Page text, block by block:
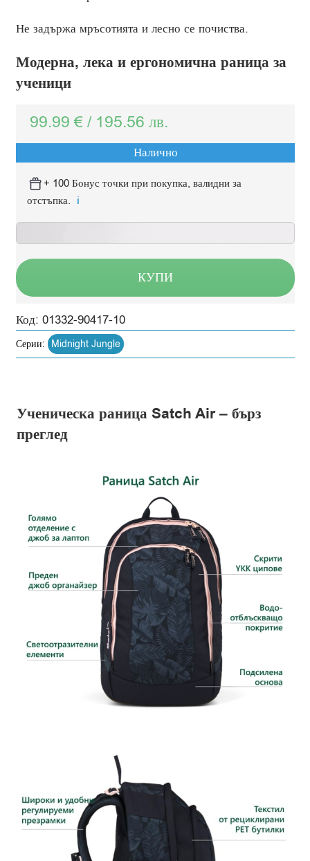
Не задържа мръсотията и лесно се почиства.
Модерна, лека и ергономична раница за
ученици
99.99€ / 195.56лв.
Налично
+ 100 Бонус точки при покупка, валидни за
отстъпка. ℹ️
КУПИ
Код:01332-90417-10
Серии: Midnight Jungle
Ученическа раница Satch Air – бърз
преглед